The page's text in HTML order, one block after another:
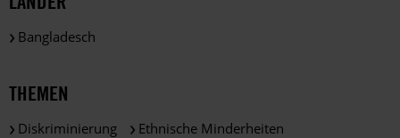
Bangladesch
THEMEN
Diskriminierung Ethnische Minderheiten